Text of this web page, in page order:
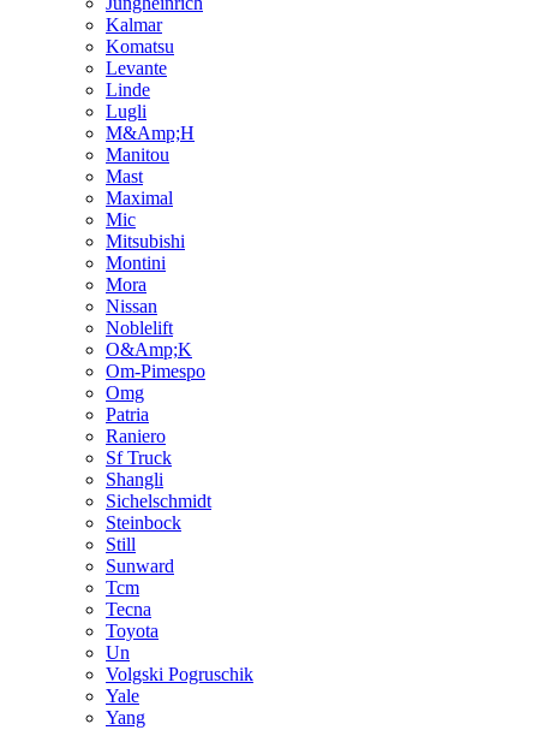
Kalmar
Komatsu
Levante
Linde
Lugli
M&Amp;H
Manitou
Mast
Maximal
Mic
Mitsubishi
Montini
Mora
Nissan
Noblelift
O&Amp;K
Om-Pimespo
Omg
Patria
Raniero
Sf Truck
Shangli
Sichelschmidt
Steinbock
Still
Sunward
Tcm
Tecna
Toyota
Un
Volgski Pogruschik
Yale
Yang